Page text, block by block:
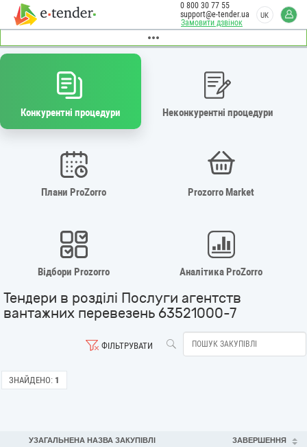
Замовити дзвінок
0 800 30 77 55
support@e-tender.ua
UK
Конкурентні процедури Неконкурентні процедури
Плани ProZorro Prozorro Market
Відбори Prozorro Аналітика ProZorro
Тендери в розділі Послуги агентств
вантажних перевезень 63521000-7
ФІЛЬТРУВАТИ
ЗНАЙДЕНО: 1
УЗАГАЛЬНЕНА НАЗВА ЗАКУПІВЛІ ЗАВЕРШЕННЯ